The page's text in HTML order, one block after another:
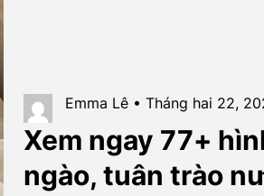
Emma Lê • Tháng hai 22,
Xem ngay 77+
ngào, tuân trào